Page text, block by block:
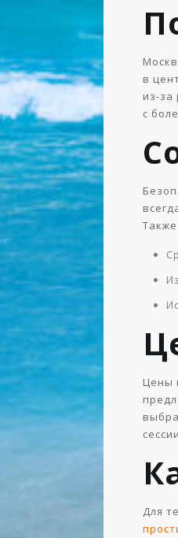
в
из-за
с
Цены
Для